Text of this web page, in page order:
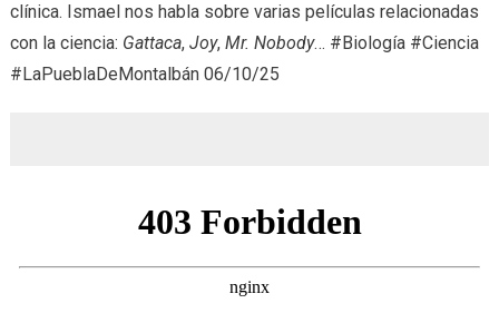
la
clínica. Ismael nos habla sobre varias películas relacionadas
con la ciencia: Gattaca, Joy, Mr. Nobody… #Biología #Ciencia
#LaPueblaDeMontalbán 06/10/25